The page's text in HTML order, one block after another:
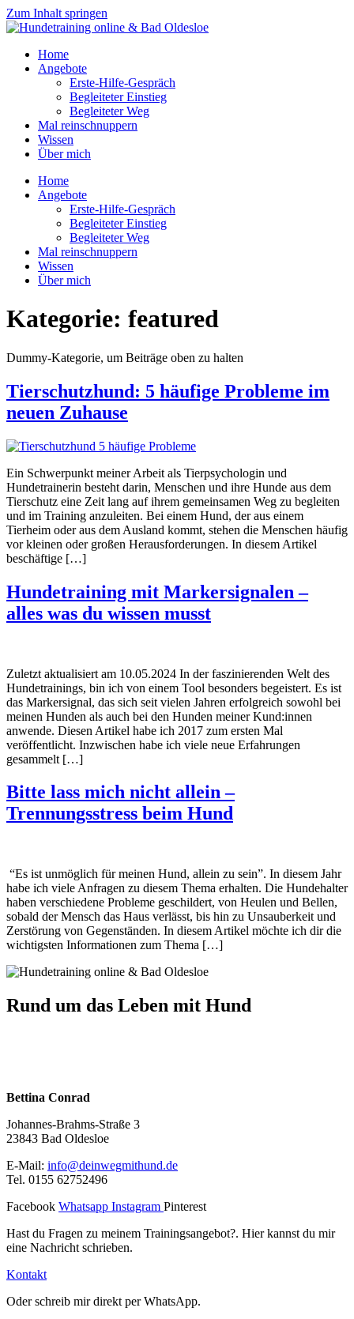
Zum Inhalt springen
Home
Angebote
Erste-Hilfe-Gespräch
Begleiteter Einstieg
Begleiteter Weg
Mal reinschnuppern
Wissen
Über mich
Home
Angebote
Erste-Hilfe-Gespräch
Begleiteter Einstieg
Begleiteter Weg
Mal reinschnuppern
Wissen
Über mich
Kategorie: featured
Dummy-Kategorie, um Beiträge oben zu halten
Tierschutzhund: 5 häufige Probleme im
neuen Zuhause
Ein Schwerpunkt meiner Arbeit als Tierpsychologin und
Hundetrainerin besteht darin, Menschen und ihre Hunde aus dem
Tierschutz eine Zeit lang auf ihrem gemeinsamen Weg zu begleiten
und im Training anzuleiten. Bei einem Hund, der aus einem
Tierheim oder aus dem Ausland kommt, stehen die Menschen häufig
vor kleinen oder großen Herausforderungen. In diesem Artikel
beschäftige […]
Hundetraining mit Markersignalen –
alles was du wissen musst
Zuletzt aktualisiert am 10.05.2024 In der faszinierenden Welt des
Hundetrainings, bin ich von einem Tool besonders begeistert. Es ist
das Markersignal, das sich seit vielen Jahren erfolgreich sowohl bei
meinen Hunden als auch bei den Hunden meiner Kund:innen
anwende. Diesen Artikel habe ich 2017 zum ersten Mal
veröffentlicht. Inzwischen habe ich viele neue Erfahrungen
gesammelt […]
Bitte lass mich nicht allein –
Trennungsstress beim Hund
“Es ist unmöglich für meinen Hund, allein zu sein”. In diesem Jahr
habe ich viele Anfragen zu diesem Thema erhalten. Die Hundehalter
haben verschiedene Probleme geschildert, von Heulen und Bellen,
sobald der Mensch das Haus verlässt, bis hin zu Unsauberkeit und
Zerstörung von Gegenständen. In diesem Artikel möchte ich dir die
wichtigsten Informationen zum Thema […]
Rund um das Leben mit Hund
Bettina Conrad
Johannes-Brahms-Straße 3
23843 Bad Oldesloe
E-Mail: info@deinwegmithund.de
Tel. 0155 62752496
Facebook Whatsapp Instagram Pinterest
Hast du Fragen zu meinem Trainingsangebot?. Hier kannst du mir
eine Nachricht schrieben.
Kontakt
Oder schreib mir direkt per WhatsApp.